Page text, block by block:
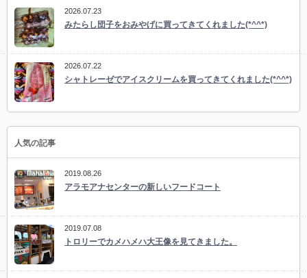
2026.07.23
みたらし団子をおみやげに買ってきてくれました(*^^*)
2026.07.22
シャトレーゼでアイスクリームを買ってきてくれました(*^^*)
人気の記事
2019.08.26
アラモアナセンターの新しいフードコート
2019.07.08
トロリーでカメハメハ大王像を見てきました。